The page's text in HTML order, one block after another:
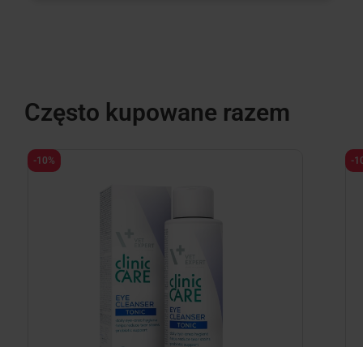
Często kupowane razem
-10% -